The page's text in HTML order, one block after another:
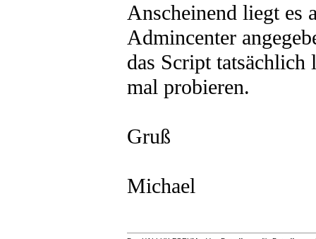
Anscheinend liegt es
Admincenter
das Script
mal probieren.
Gruß
Michael